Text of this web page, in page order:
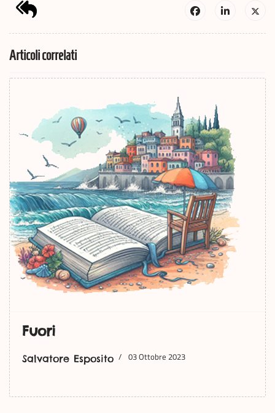
Articoli correlati
Fuori
Salvatore Esposito 03 Ottobre 2023